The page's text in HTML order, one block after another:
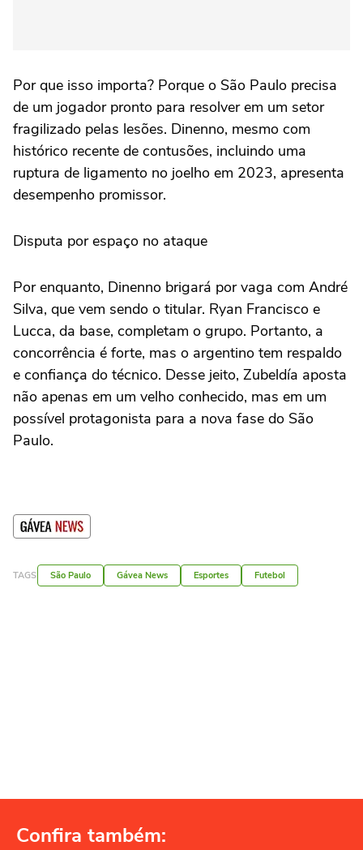
Por que isso importa? Porque o São Paulo precisa
de um jogador pronto para resolver em um setor
fragilizado pelas lesões. Dinenno, mesmo com
histórico recente de contusões, incluindo uma
ruptura de ligamento no joelho em 2023, apresenta
desempenho promissor.
Disputa por espaço no ataque
Por enquanto, Dinenno brigará por vaga com André
Silva, que vem sendo o titular. Ryan Francisco e
Lucca, da base, completam o grupo. Portanto, a
concorrência é forte, mas o argentino tem respaldo
e confiança do técnico. Desse jeito, Zubeldía aposta
não apenas em um velho conhecido, mas em um
possível protagonista para a nova fase do São
Paulo.
TAGS São Paulo Gávea News Esportes Futebol
Confira também: